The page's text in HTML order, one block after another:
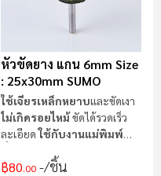
หัวขัดยาง แกน 6mm Size
: 25x30mm SUMO
ใช้เจียรเหล็กหยาบและขัดเงา
ไม่เกิดรอยไหม้ขัดได้รวดเร็ว
ละเอียดใช้กับงานแม่พิมพ์
฿80.00 /ชิ้น